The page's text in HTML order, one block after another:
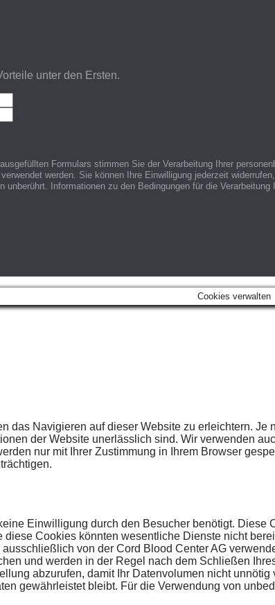
unter den Ersten.
Formulars stimmen Sie der Verarbeitung Ihrer
werden. Sie können Ihre Einwilligung jederzeit
unberührt. Informationen zu den Bedingungen für die Verarbeitung
Cookies verwalten
das Navigieren auf dieser Website zu erleichtern.
der Website unerlässlich sind. Wir verwenden
nur mit Ihrer Zustimmung in Ihrem Browser
Einwilligung durch den Besucher benötigt.
Cookies könnten wesentliche Dienste nicht
von der Cord Blood Center AG
und werden in der Regel nach dem Schließen
abzurufen, damit Ihr Datenvolumen nicht
gewährleistet bleibt. Für die Verwendung von